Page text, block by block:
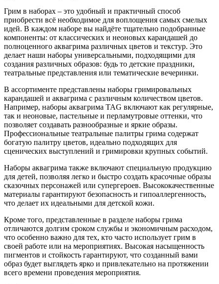
Грим в наборах – это удобный и практичный способ
приобрести всё необходимое для воплощения самых смелых
идей. В каждом наборе вы найдёте тщательно подобранные
компоненты: от классических и неоновых карандашей до
полноценного аквагрима различных цветов и текстур. Это
делает наши наборы универсальными, подходящими для
создания различных образов: будь то детские праздники,
театральные представления или тематические вечеринки.
В ассортименте представлены наборы гримировальных
карандашей и аквагрима с различным количеством цветов.
Например, наборы аквагрима TAG включают как регулярные,
так и неоновые, пастельные и перламутровые оттенки, что
позволяет создавать разнообразные и яркие образы.
Профессиональные театральные палитры грима содержат
богатую палитру цветов, идеально подходящих для
сценических выступлений и гримировки крупных событий.
Наборы аквагрима также включают специальную продукцию
для детей, позволяя легко и быстро создать красочные образы
сказочных персонажей или супергероев. Высококачественные
материалы гарантируют безопасность и гипоаллергенность,
что делает их идеальными для детской кожи.
Кроме того, представленные в разделе наборы грима
отличаются долгим сроком службы и экономичным расходом,
что особенно важно для тех, кто часто использует грим в
своей работе или на мероприятиях. Высокая насыщенность
пигментов и стойкость гарантируют, что созданный вами
образ будет выглядеть ярко и привлекательно на протяжении
всего времени проведения мероприятия.